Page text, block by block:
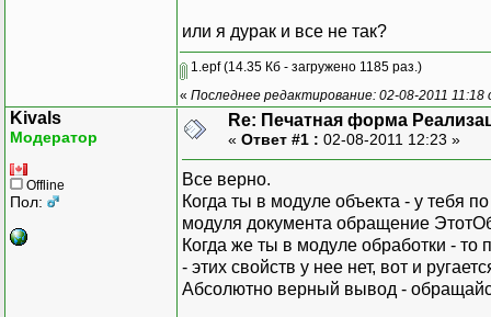
или я дурак и все не так?
1.epf(14.35 Кб - загружено 1185 раз.)
« Последнее редактирование: 02-08-2011 11:18
Kivals
Модератор
Offline
Пол:
Re: Печатная форма
« Ответ #1 : 02-08-2011 12:23 »
Все верно.
Когда ты в модуле объекта - у тебя
модуля документа обращение
Когда же ты в модуле обработки - то
- этих свойств у нее нет, вот и
Абсолютно верный вывод -